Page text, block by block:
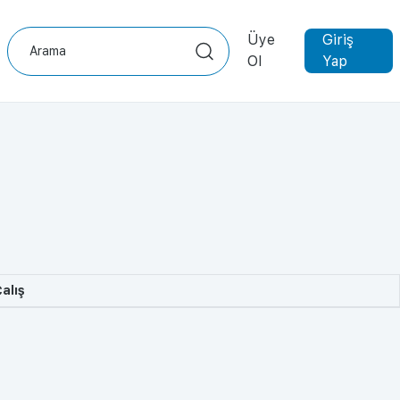
Üye
Ol
Giriş
Yap